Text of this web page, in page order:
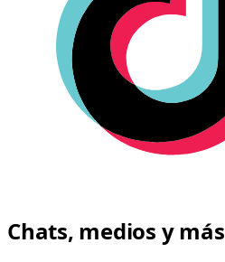
Chats, medios y más